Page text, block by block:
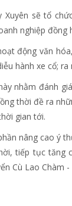
Xuyên sẽ tổ
nghiệp
động văn
hành xe cổ;
nhằm đánh
thời đề ra
gian tới.
nâng cao ý
tiếp tục tăng
Cù Lao Chàm